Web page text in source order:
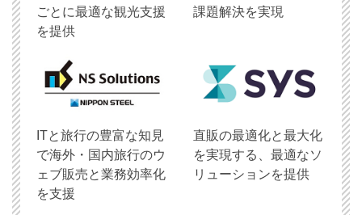
ごとに最適な観光支援
を提供
課題解決を実現
ITと旅行の豊富な知見
で海外・国内旅行のウ
ェブ販売と業務効率化
を支援
直販の最適化と最大化
を実現する、最適なソ
リューションを提供